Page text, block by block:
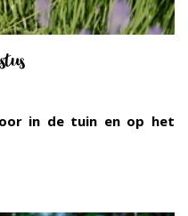
in de tuin en op het